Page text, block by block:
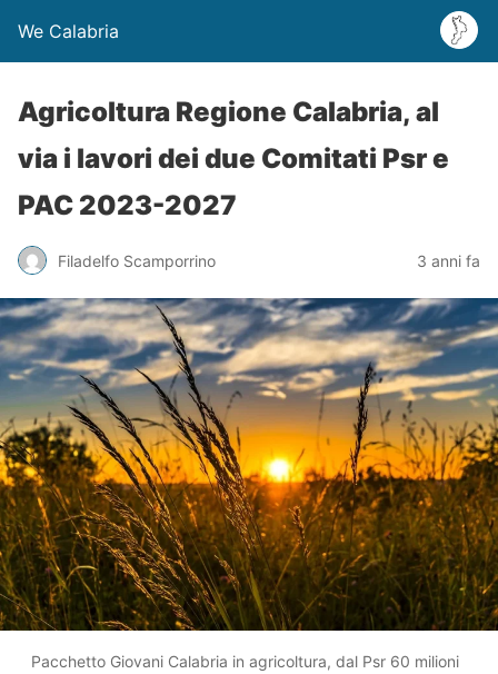
We Calabria
Agricoltura Regione Calabria, al
via i lavori dei due Comitati Psr e
PAC 2023-2027
Filadelfo Scamporrino 3 anni fa
Pacchetto Giovani Calabria in agricoltura, dal Psr 60 milioni